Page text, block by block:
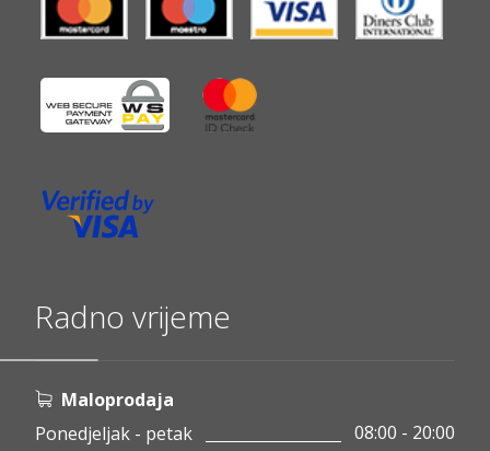
Radno vrijeme
Maloprodaja
Ponedjeljak - petak
08:00 - 20:00